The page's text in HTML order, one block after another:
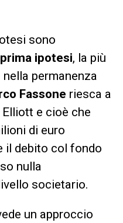
sono
prima ipotesi, la più
permanenza
Fassone riesca a
e cioè che
di euro
il debito col fondo
nulla
societario.
un approccio